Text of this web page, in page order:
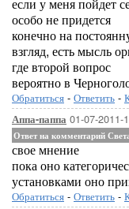
особо не придется
конечно на
взгляд, есть мысль
где второй вопрос
вероятно в
Обратиться - Ответить -
Аппа-паппа 01-07-2011-
Ответ на комментарий
свое мнение
пока оно
установками оно
Обратиться - Ответить -